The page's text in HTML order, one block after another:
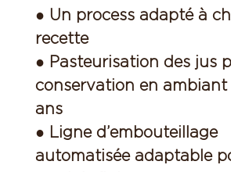
● Un process adapté à
recette
● Pasteurisation des jus
conservation en
ans
● Ligne d’embouteillage
automatisée adaptable